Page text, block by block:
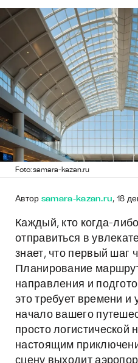
Foto: samara-kazan.ru
Автор samara-kazan.ru, 18
Каждый, кто когда-
отправиться в
знает, что первый шаг
Планирование
направления и
это требует времени и
начало вашего
просто логистической
настоящим
сцену выходит